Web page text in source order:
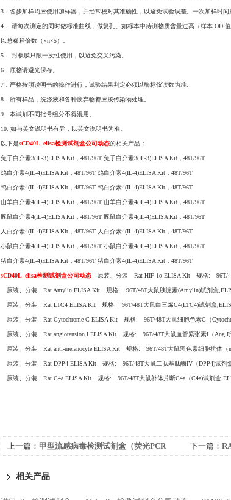
3．各步加样均应使用加样器，并经常校对其准确性，以避免试验误差。一次加样时
4． 请每次测定的同时做标准曲线，做复孔。如标本中待测物质含量过高（样本 OD
以总稀释倍数（×n×5）。
5． 封板膜只限一次性使用，以避免交叉污染。
6．底物请避光保存。
7．严格按照说明书的操作进行，试验结果判定必须以酶标仪读数为准.
8．所有样品，洗涤液和各种废弃物都应按传染物处理。
9．本试剂不同批号组分不得混用。
10. 如与英文说明书有异，以英文说明书为准。
以下是sCD40L elisa检测试剂盒公司动态的相关产品：
兔子白介素3(IL-3)ELISA Kit，48T/96T 兔子白介素3(IL-3)ELISA Kit，48T/96T
鸡白介素4(IL-4)ELISA Kit，48T/96T 鸡白介素4(IL-4)ELISA Kit，48T/96T
鸭白介素4(IL-4)ELISA Kit，48T/96T 鸭白介素4(IL-4)ELISA Kit，48T/96T
山羊白介素4(IL-4)ELISA Kit，48T/96T 山羊白介素4(IL-4)ELISA Kit，48T/96T
豚鼠白介素4(IL-4)ELISA Kit，48T/96T 豚鼠白介素4(IL-4)ELISA Kit，48T/96T
人白介素4(IL-4)ELISA Kit，48T/96T 人白介素4(IL-4)ELISA Kit，48T/96T
小鼠白介素4(IL-4)ELISA Kit，48T/96T 小鼠白介素4(IL-4)ELISA Kit，48T/96T
猪白介素4(IL-4)ELISA Kit，48T/96T 猪白介素4(IL-4)ELISA Kit，48T/96T
sCD40L elisa检测试剂盒公司动态 原装、分装 Rat HIF-1α ELISA Kit 规格: 96T/
原装、分装 Rat Amylin ELISA Kit 规格: 96T/48T大鼠胰淀素(Amylin)试剂盒
原装、分装 Rat LTC4 ELISA Kit 规格: 96T/48T大鼠白三烯C4(LTC4)试剂盒
原装、分装 Rat Cytochrome C ELISA Kit 规格: 96T/48T大鼠细胞色素C（
原装、分装 Rat angiotension I ELISA Kit 规格: 96T/48T大鼠血管紧张素I（Ang I)
原装、分装 Rat anti-melanocyte ELISA Kit 规格: 96T/48T大鼠黑色素细胞抗体（
原装、分装 Rat DPP4 ELISA Kit 规格: 96T/48T大鼠二肽基肽酶IV（DPP4)试剂
原装、分装 Rat C4a ELISA Kit 规格: 96T/48T大鼠补体片断C4a（C4a)试剂盒
上一篇： 甲型流感病毒检测试剂盒（荧光PCR
下一篇：
相关产品